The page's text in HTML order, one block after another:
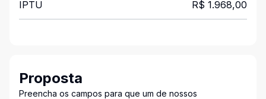
IPTU R$ 1.968,00
Proposta
Preencha os campos para que um de nossos